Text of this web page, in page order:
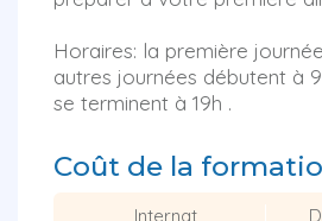
Horaires: la première
autres journées débutent à
se terminent à 19h .
Coût de la
Internat